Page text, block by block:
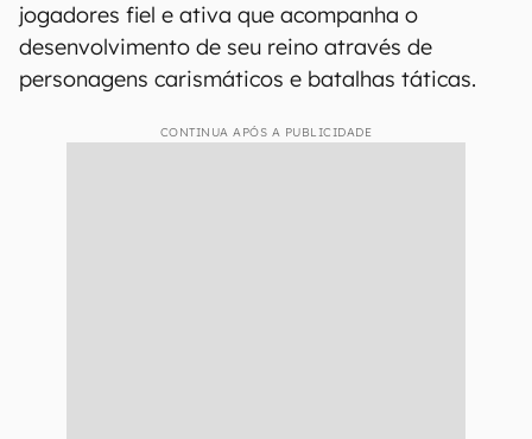
jogadores fiel e ativa que acompanha o
desenvolvimento de seu reino através de
personagens carismáticos e batalhas táticas.
CONTINUA APÓS A PUBLICIDADE